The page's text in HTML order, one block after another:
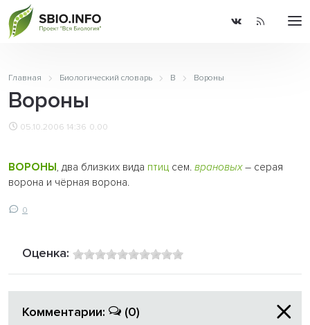
Главная Биологический словарь В Вороны
Вороны
05.10.2006 14:36 0.00
ВОРОНЫ, два близких вида птиц сем. врановых– серая
ворона и чёрная ворона.
0
Оценка:
Комментарии: (0)